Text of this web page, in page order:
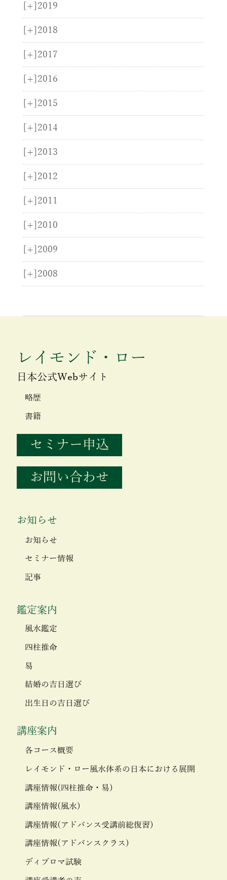
[+] 2019
[+] 2018
[+] 2017
[+] 2016
[+] 2015
[+] 2014
[+] 2013
[+] 2012
[+] 2011
[+] 2010
[+] 2009
[+] 2008
レイモンド・ロー
日本公式Webサイト
略歴
書籍
セミナー申込
お問い合わせ
お知らせ
お知らせ
セミナー情報
記事
鑑定案内
風水鑑定
四柱推命
易
結婚の吉日選び
出生日の吉日選び
講座案内
各コース概要
レイモンド・ロー風水体系の日本における展開
講座情報(四柱推命・易)
講座情報(風水)
講座情報(アドバンス受講前総復習)
講座情報(アドバンスクラス)
ディプロマ試験